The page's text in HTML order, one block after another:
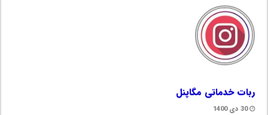
ربات خدماتی مگاپنل
30 دی 1400